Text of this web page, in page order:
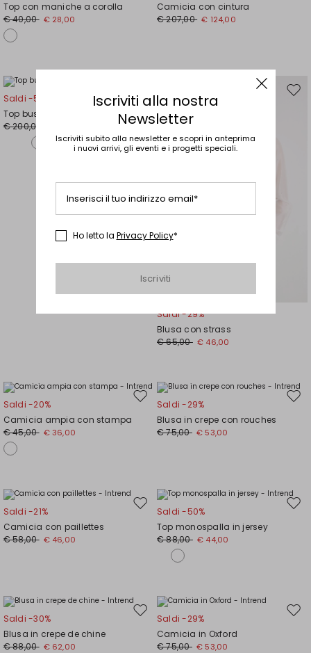
wishlist
Top con maniche a corolla
€ 40,00 € 28,00
Camicia con cintura
€ 207,00 € 124,00
Sposta
nella
wishlist
Saldi -50%
Top bustier in sablé
€ 200,00
Saldi -29%
Blusa con strass
€ 65,00 € 46,00
Sposta
nella
wishlist
Saldi -20%
Camicia ampia con stampa
€ 45,00 € 36,00
Saldi -29%
Blusa in crepe con rouches
€ 75,00 € 53,00
Sposta
nella
wishlist
Saldi -21%
Camicia con paillettes
€ 58,00 € 46,00
Saldi -50%
Top monospalla in jersey
€ 88,00 € 44,00
Sposta
wishlist
Saldi -30%
Blusa in crepe de chine
€ 88,00 € 62,00
Saldi -29%
Camicia in Oxford
€ 75,00 € 53,00
Iscriviti alla nostra
Newsletter
Iscriviti subito alla newsletter e scopri in anteprima
i nuovi arrivi, gli eventi e i progetti speciali.
Inserisci il tuo indirizzo email*
Ho letto la Privacy Policy*
Iscriviti